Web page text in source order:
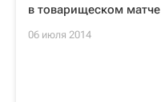
в товарищеском матче
06 июля 2014